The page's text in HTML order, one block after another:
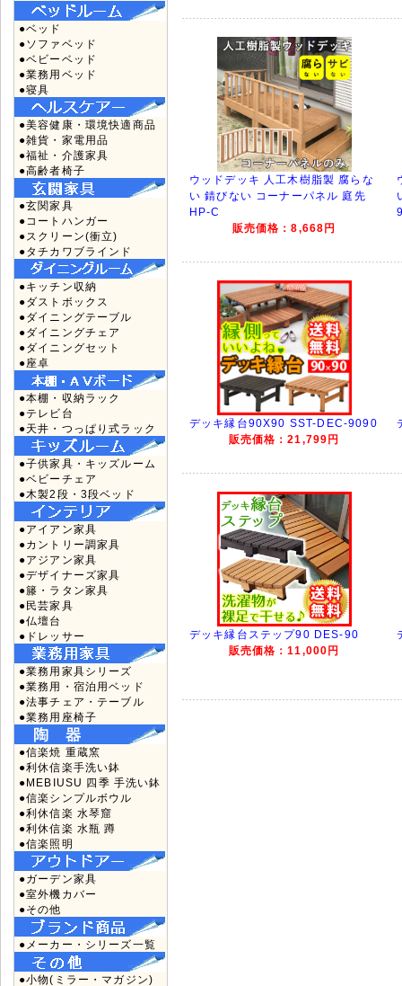
●ベッド
●ソファベッド
●ベビーベッド
●業務用ベッド
●寝具
●美容健康・環境快適商品
●雑貨・家電用品
●福祉・介護家具
●高齢者椅子
●玄関家具
●コートハンガー
●スクリーン(衝立)
●タチカワブラインド
●キッチン収納
●ダストボックス
●ダイニングテーブル
●ダイニングチェア
●ダイニングセット
●座卓
●本棚・収納ラック
●テレビ台
●天井・つっぱり式ラック
●子供家具・キッズルーム
●ベビーチェア
●木製2段・3段ベッド
●アイアン家具
●カントリー調家具
●アジアン家具
●デザイナーズ家具
●籐・ラタン家具
●民芸家具
●仏壇台
●ドレッサー
●業務用家具シリーズ
●業務用・宿泊用ベッド
●法事チェア・テーブル
●業務用座椅子
●信楽焼 重蔵窯
●利休信楽手洗い鉢
●MEBIUSU 四季 手洗い鉢
●信楽シンプルボウル
●利休信楽 水琴窟
●利休信楽 水瓶 蹲
●信楽照明
●ガーデン家具
●室外機カバー
●その他
●メーカー・シリーズ一覧
●小物(ミラー・マガジン)
ウッドデッキ 人工木樹脂製 腐らな
い 錆びない コーナーパネル 庭先
HP-C
販売価格：8,668円
デッキ縁台90X90 SST-DEC-9090
販売価格：21,799円
デッキ縁台ステップ90 DES-90
販売価格：11,000円